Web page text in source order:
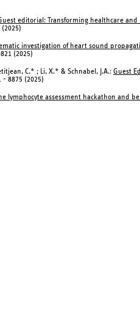
editorial: Transforming healthcare
(2025)
investigation of heart sound
(2025)
C.* ; Li, X.* & Schnabel, J.A.: Guest
- 8875 (2025)
lymphocyte assessment hackathon and